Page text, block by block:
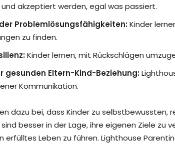
akzeptiert werden, egal was passiert.
Problemlösungsfähigkeiten:Kinder
zu finden.
Kinder lernen, mit Rückschlägen
gesunden Eltern-Kind-Beziehung:
Kommunikation.
dazu bei, dass Kinder zu selbstbewussten,
besser in der Lage, ihre eigenen Ziele zu
erfülltes Leben zu führen. Lighthouse